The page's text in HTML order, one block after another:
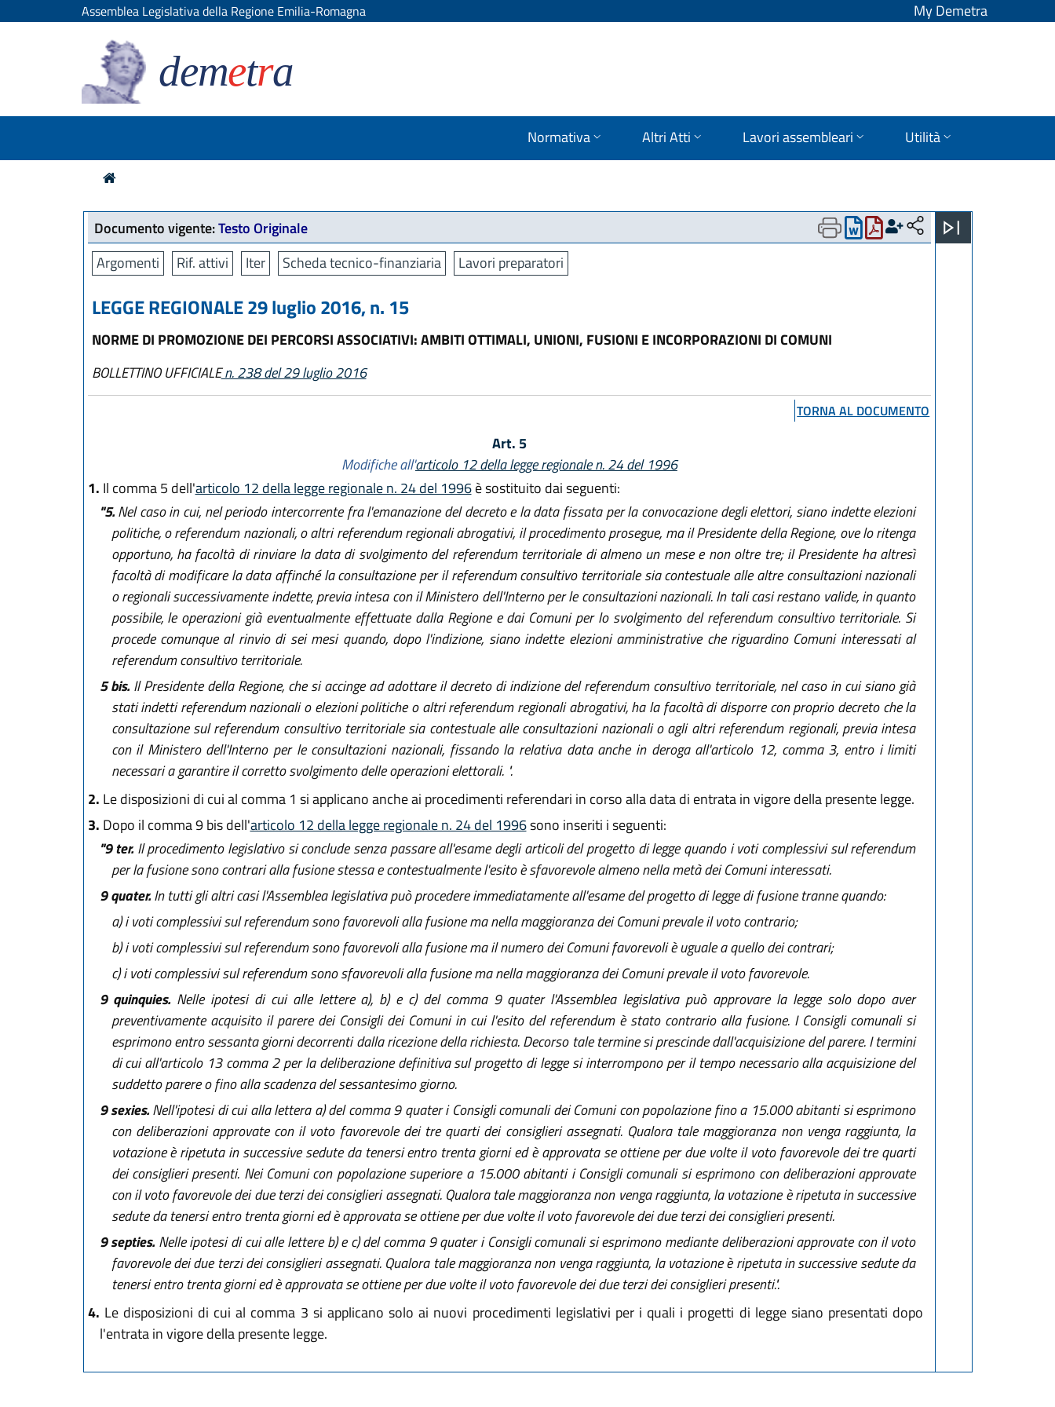
Assemblea Legislativa della Regione Emilia-Romagna My Demetra
demetra
Normativa Altri Atti Lavori assembleari Utilità
Documento vigente:Testo Originale
Argomenti
Rif. attivi Iter Scheda tecnico-finanziaria Lavori preparatori
LEGGE REGIONALE 29 luglio 2016, n. 15
NORME DI PROMOZIONE DEI PERCORSI ASSOCIATIVI: AMBITI OTTIMALI, UNIONI, FUSIONI E INCORPORAZIONI DI COMUNI
BOLLETTINO UFFICIALEn. 238 del 29 luglio 2016
TORNA AL DOCUMENTO
Art. 5
Modifiche all'articolo 12 della legge regionale n. 24 del 1996
1. Il comma 5 dell'articolo 12 della legge regionale n. 24 del 1996è sostituito dai seguenti:
"5.Nel caso in cui, nel periodo intercorrente fra l'emanazione del decreto e la data fissata per la convocazione degli elettori, siano indette elezioni
politiche, o referendum nazionali, o altri referendum regionali abrogativi, il procedimento prosegue, ma il Presidente della Regione, ove lo ritenga
opportuno, ha facoltà di rinviare la data di svolgimento del referendum territoriale di almeno un mese e non oltre tre; il Presidente ha altresì
facoltà di modificare la data affinché la consultazione per il referendum consultivo territoriale sia contestuale alle altre consultazioni nazionali
o regionali successivamente indette, previa intesa con il Ministero dell'Interno per le consultazioni nazionali. In tali casi restano valide, in quanto
possibile, le operazioni già eventualmente effettuate dalla Regione e dai Comuni per lo svolgimento del referendum consultivo territoriale. Si
procede comunque al rinvio di sei mesi quando, dopo l'indizione, siano indette elezioni amministrative che riguardino Comuni interessati al
referendum consultivo territoriale.
5 bis.Il Presidente della Regione, che si accinge ad adottare il decreto di indizione del referendum consultivo territoriale, nel caso in cui siano già
stati indetti referendum nazionali o elezioni politiche o altri referendum regionali abrogativi, ha la facoltà di disporre con proprio decreto che la
consultazione sul referendum consultivo territoriale sia contestuale alle consultazioni nazionali o agli altri referendum regionali, previa intesa
con il Ministero dell'Interno per le consultazioni nazionali, fissando la relativa data anche in deroga all'articolo 12, comma 3, entro i limiti
necessari a garantire il corretto svolgimento delle operazioni elettorali. ".
2. Le disposizioni di cui al comma 1 si applicano anche ai procedimenti referendari in corso alla data di entrata in vigore della presente legge.
3. Dopo il comma 9 bis dell'articolo 12 della legge regionale n. 24 del 1996sono inseriti i seguenti:
"9 ter.Il procedimento legislativo si conclude senza passare all'esame degli articoli del progetto di legge quando i voti complessivi sul referendum
per la fusione sono contrari alla fusione stessa e contestualmente l'esito è sfavorevole almeno nella metà dei Comuni interessati.
9 quater.In tutti gli altri casi l'Assemblea legislativa può procedere immediatamente all'esame del progetto di legge di fusione tranne quando:
a)i voti complessivi sul referendum sono favorevoli alla fusione ma nella maggioranza dei Comuni prevale il voto contrario;
b)i voti complessivi sul referendum sono favorevoli alla fusione ma il numero dei Comuni favorevoli è uguale a quello dei contrari;
c)i voti complessivi sul referendum sono sfavorevoli alla fusione ma nella maggioranza dei Comuni prevale il voto favorevole.
9 quinquies.Nelle ipotesi di cui alle lettere a), b) e c) del comma 9 quater l'Assemblea legislativa può approvare la legge solo dopo aver
preventivamente acquisito il parere dei Consigli dei Comuni in cui l'esito del referendum è stato contrario alla fusione. I Consigli comunali si
esprimono entro sessanta giorni decorrenti dalla ricezione della richiesta. Decorso tale termine si prescinde dall'acquisizione del parere. I termini
di cui all'articolo 13 comma 2 per la deliberazione definitiva sul progetto di legge si interrompono per il tempo necessario alla acquisizione del
suddetto parere o fino alla scadenza del sessantesimo giorno.
9 sexies.Nell'ipotesi di cui alla lettera a) del comma 9 quater i Consigli comunali dei Comuni con popolazione fino a 15.000 abitanti si esprimono
con deliberazioni approvate con il voto favorevole dei tre quarti dei consiglieri assegnati. Qualora tale maggioranza non venga raggiunta, la
votazione è ripetuta in successive sedute da tenersi entro trenta giorni ed è approvata se ottiene per due volte il voto favorevole dei tre quarti
dei consiglieri presenti. Nei Comuni con popolazione superiore a 15.000 abitanti i Consigli comunali si esprimono con deliberazioni approvate
con il voto favorevole dei due terzi dei consiglieri assegnati. Qualora tale maggioranza non venga raggiunta, la votazione è ripetuta in successive
sedute da tenersi entro trenta giorni ed è approvata se ottiene per due volte il voto favorevole dei due terzi dei consiglieri presenti.
9 septies.Nelle ipotesi di cui alle lettere b) e c) del comma 9 quater i Consigli comunali si esprimono mediante deliberazioni approvate con il voto
favorevole dei due terzi dei consiglieri assegnati. Qualora tale maggioranza non venga raggiunta, la votazione è ripetuta in successive sedute da
tenersi entro trenta giorni ed è approvata se ottiene per due volte il voto favorevole dei due terzi dei consiglieri presenti.".
4. Le disposizioni di cui al comma 3 si applicano solo ai nuovi procedimenti legislativi per i quali i progetti di legge siano presentati dopo
l'entrata in vigore della presente legge.